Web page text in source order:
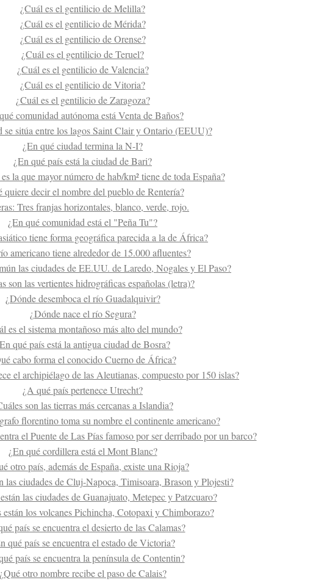
¿Cuál es el gentilicio de Melilla?
¿Cuál es el gentilicio de Mérida?
¿Cuál es el gentilicio de Orense?
¿Cuál es el gentilicio de Teruel?
¿Cuál es el gentilicio de Valencia?
¿Cuál es el gentilicio de Vitoria?
¿Cuál es el gentilicio de Zaragoza?
comunidad autónoma está Venta de Baños?
se sitúa entre los lagos Saint Clair y Ontario (EEUU)?
¿En qué ciudad termina la N-I?
¿En qué país está la ciudad de Bari?
la que mayor número de hab/km² tiene de toda España?
quiere decir el nombre del pueblo de Rentería?
Tres franjas horizontales, blanco, verde, rojo.
¿En qué comunidad está el "Peña Tu"?
tiene forma geográfica parecida a la de África?
americano tiene alrededor de 15.000 afluentes?
las ciudades de EE.UU. de Laredo, Nogales y El Paso?
son las vertientes hidrográficas españolas (letra)?
¿Dónde desemboca el río Guadalquivir?
¿Dónde nace el río Segura?
es el sistema montañoso más alto del mundo?
qué país está la antigua ciudad de Bosra?
cabo forma el conocido Cuerno de África?
el archipiélago de las Aleutianas, compuesto por 150 islas?
¿A qué país pertenece Utrecht?
son las tierras más cercanas a Islandia?
florentino toma su nombre el continente americano?
el Puente de Las Pías famoso por ser derribado por un barco?
¿En qué cordillera está el Mont Blanc?
otro país, además de España, existe una Rioja?
las ciudades de Cluj-Napoca, Timisoara, Brason y Plojesti?
las ciudades de Guanajuato, Metepec y Patzcuaro?
están los volcanes Pichincha, Cotopaxi y Chimborazo?
país se encuentra el desierto de las Calamas?
qué país se encuentra el estado de Victoria?
país se encuentra la península de Contentin?
¿Qué otro nombre recibe el paso de Calais?